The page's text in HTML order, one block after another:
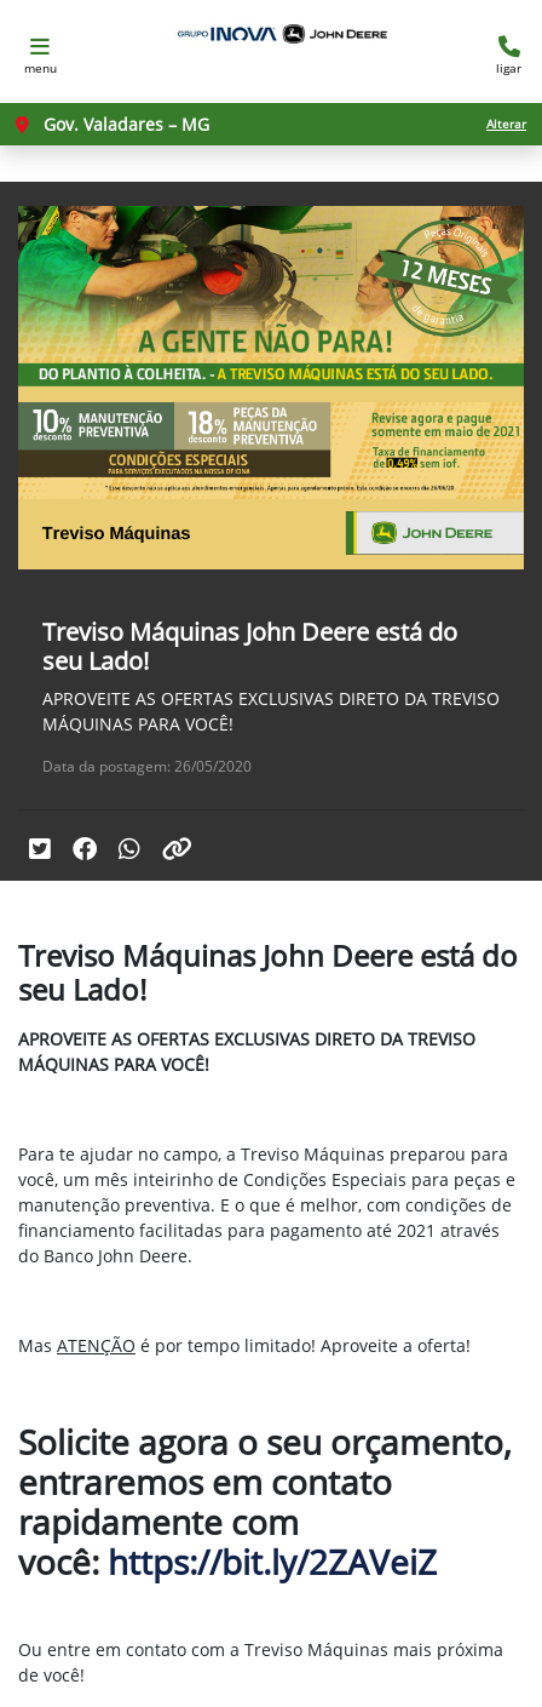
menu ligar
Gov. Valadares – MG Alterar
Treviso Máquinas John Deere está do
seu Lado!
APROVEITE AS OFERTAS EXCLUSIVAS DIRETO DA TREVISO
MÁQUINAS PARA VOCÊ!
Data da postagem: 26/05/2020
Treviso Máquinas John Deere está do
seu Lado!
APROVEITE AS OFERTAS EXCLUSIVAS DIRETO DA TREVISO
MÁQUINAS PARA VOCÊ!
Para te ajudar no campo, a Treviso Máquinas preparou para
você, um mês inteirinho de Condições Especiais para peças e
manutenção preventiva. E o que é melhor, com condições de
financiamento facilitadas para pagamento até 2021 através
do Banco John Deere.
Mas ATENÇÃO é por tempo limitado! Aproveite a oferta!
Solicite agora o seu orçamento,
entraremos em contato
rapidamente com
você: https://bit.ly/2ZAVeiZ
Ou entre em contato com a Treviso Máquinas mais próxima
de você!